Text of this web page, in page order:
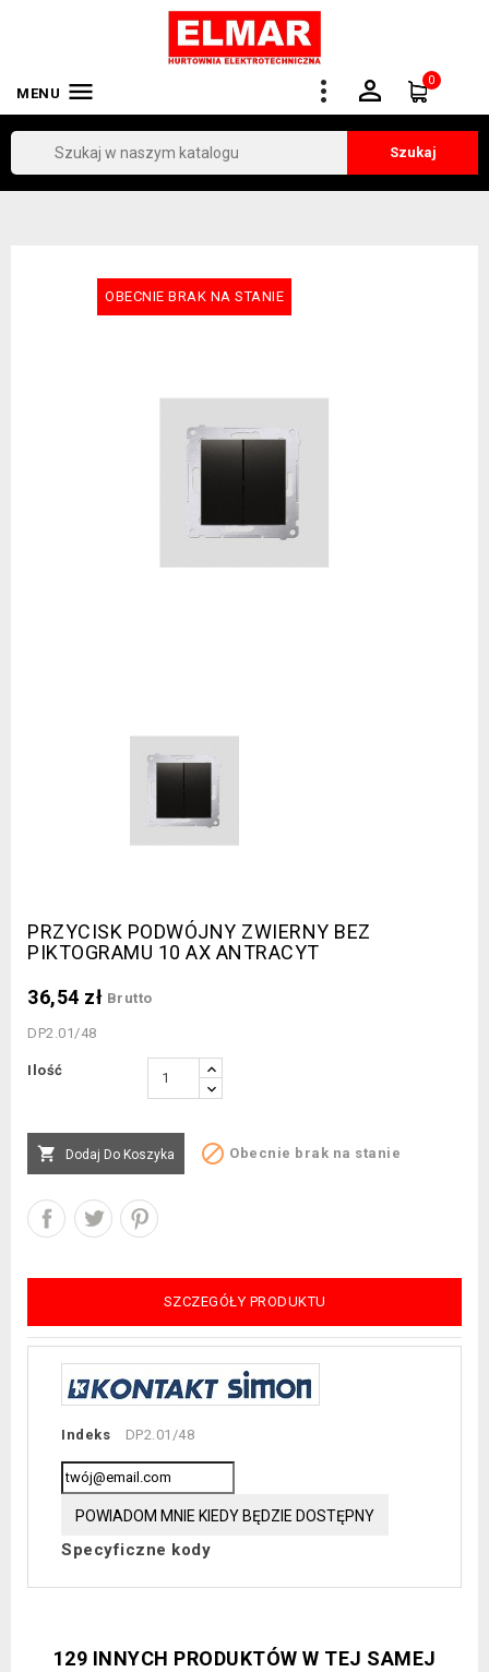
MENU  0

Szukaj
OBECNIE BRAK NA STANIE
PRZYCISK PODWÓJNY ZWIERNY BEZ
PIKTOGRAMU 10 AX ANTRACYT
36,54 zł Brutto
DP2.01/48
Ilość
 Dodaj Do Koszyka  Obecnie brak na stanie
SZCZEGÓŁY PRODUKTU
Indeks DP2.01/48
POWIADOM MNIE KIEDY BĘDZIE DOSTĘPNY
Specyficzne kody
129 INNYCH PRODUKTÓW W TEJ SAMEJ